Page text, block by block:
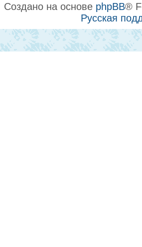
Создано на основе phpBB®
Русская